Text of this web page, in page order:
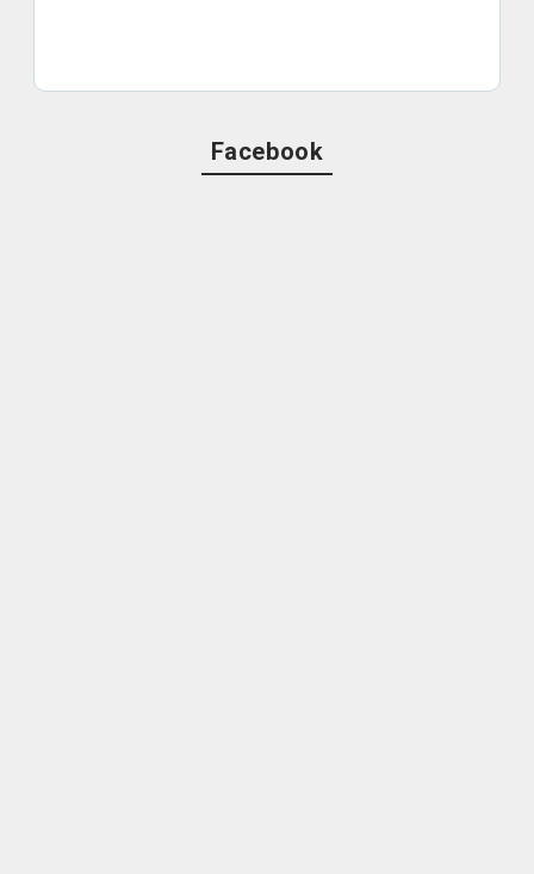
Facebook